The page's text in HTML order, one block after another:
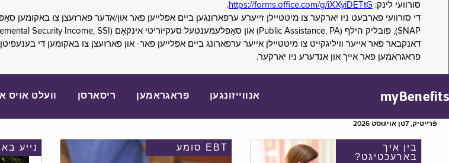
סורוועי לינק: https://forms.office.com/g/iXXyiDETtG
.
דאנקבאר פאר אייער וויליגקייט צו מיטטיילן אייער ערפארונג ביים אפּלייען פאר- און פארזעצן צו באקומען די
פראגראמען פאר אייך און אנדערע ניו יארקער.
myBenefits אנווייזונגען פראגראמען ריסארסן וועלט
פֿרײַטיק, 7טן אויגוסט 2026
נייע EBT סומע
בין איך
בארעכטיגט?